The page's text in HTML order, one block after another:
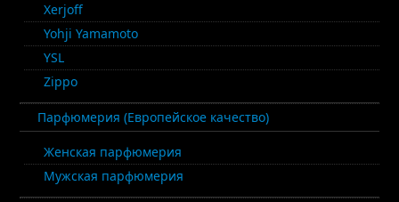
Xerjoff
Yohji Yamamoto
YSL
Zippo
Парфюмерия (Европейское качество)
Женская парфюмерия
Мужская парфюмерия